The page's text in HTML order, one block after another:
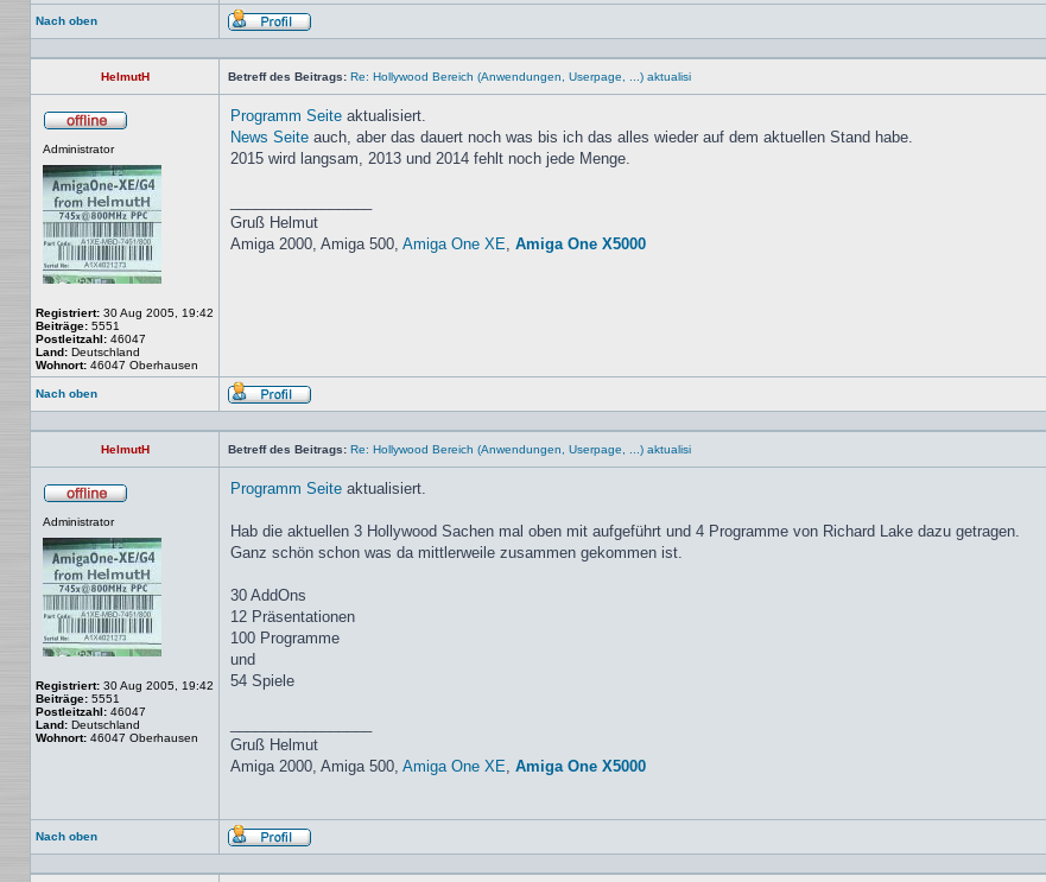
Nach oben
Profil
HelmutH
Betreff des Beitrags: Re: Hollywood Bereich (Anwendungen, Userpage, ...) aktualisi
Administrator
Registriert: 30 Aug 2005, 19:42
Beiträge: 5551
Postleitzahl: 46047
Land: Deutschland
Wohnort: 46047 Oberhausen
Programm Seite aktualisiert.
News Seite auch, aber das dauert noch was bis ich das alles wieder auf dem aktuellen Stand habe.
2015 wird langsam, 2013 und 2014 fehlt noch jede Menge.
Gruß Helmut
Amiga 2000, Amiga 500, Amiga One XE, Amiga One X5000
Nach oben
Profil
HelmutH
Betreff des Beitrags: Re: Hollywood Bereich (Anwendungen, Userpage, ...) aktualisi
Administrator
Registriert: 30 Aug 2005, 19:42
Beiträge: 5551
Postleitzahl: 46047
Land: Deutschland
Wohnort: 46047 Oberhausen
Programm Seite aktualisiert.
Hab die aktuellen 3 Hollywood Sachen mal oben mit aufgeführt und 4 Programme von Richard Lake dazu getragen.
Ganz schön schon was da mittlerweile zusammen gekommen ist.
30 AddOns
12 Präsentationen
100 Programme
und
54 Spiele
Gruß Helmut
Amiga 2000, Amiga 500, Amiga One XE, Amiga One X5000
Nach oben
Profil